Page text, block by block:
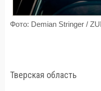
Фото: Demian Stringer /
Тверская область